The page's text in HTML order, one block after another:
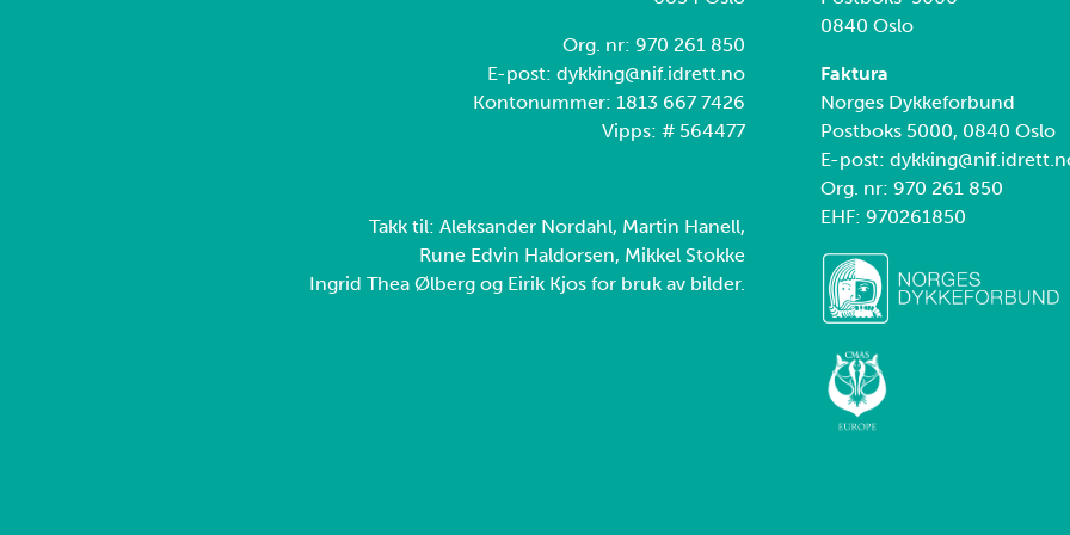
Org. nr: 970 261 850
E-post: dykking@nif.idrett.no
Kontonummer: 1813 667 7426
Vipps: # 564477
Takk til: Aleksander Nordahl, Martin Hanell,
Rune Edvin Haldorsen, Mikkel Stokke
Ingrid Thea Ølberg og Eirik Kjos for bruk av bilder.
0840 Oslo
Faktura
Norges Dykkeforbund
Postboks 5000, 0840 Oslo
E-post:
Org. nr: 970 261 850
EHF: 970261850